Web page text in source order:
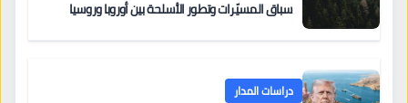
سباق المسيّرات وتطور الأسلحة بين أوروبا وروسيا
دراسات المدار